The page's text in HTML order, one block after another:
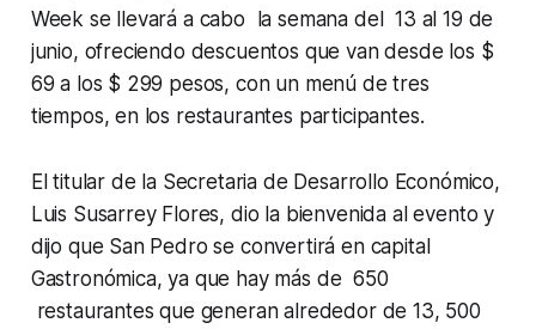
Week se llevará a cabo la semana del 13 al 19 de
junio, ofreciendo descuentos que van desde los $
69 a los $ 299 pesos, con un menú de tres
tiempos, en los restaurantes participantes.
El titular de la Secretaria de Desarrollo Económico,
Luis Susarrey Flores, dio la bienvenida al evento y
dijo que San Pedro se convertirá en capital
Gastronómica, ya que hay más de 650
restaurantes que generan alrededor de 13, 500